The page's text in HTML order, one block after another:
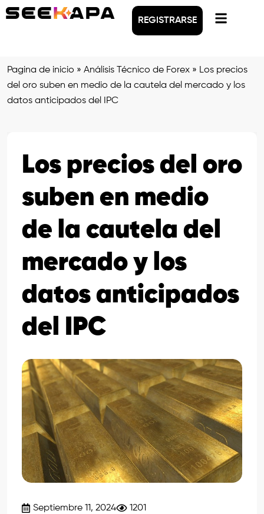
REGISTRARSE
Pagina de inicio » Análisis Técnico de Forex » Los precios
del oro suben en medio de la cautela del mercado y los
datos anticipados del IPC
Los precios del oro
suben en medio
de la cautela del
mercado y los
datos anticipados
del IPC
Septiembre 11, 2024 1201